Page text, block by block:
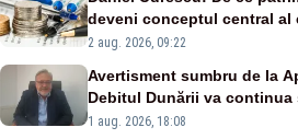
deveni conceptul central al
viitoare?
2 aug. 2026, 09:22
Avertisment sumbru de la
Debitul Dunării va continua
Cernavodă s-ar putea
1 aug. 2026, 18:08